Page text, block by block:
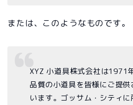
または、このようなものです。
XYZ 小道具株式会社は1971
品質の小道具を皆様にご提
います。ゴッサム・シティ